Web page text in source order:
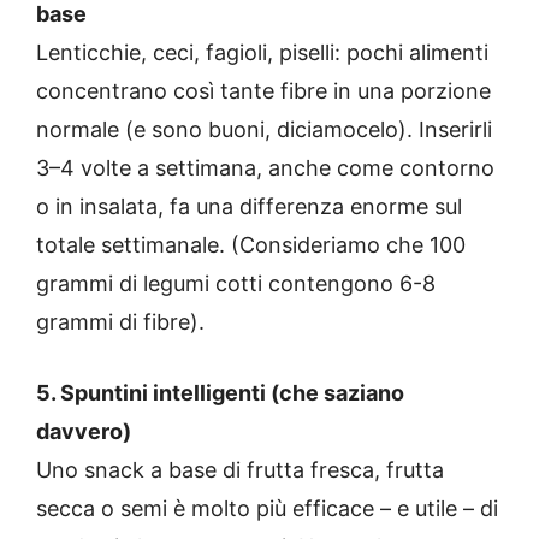
base
Lenticchie, ceci, fagioli, piselli: pochi alimenti
concentrano così tante fibre in una porzione
normale (e sono buoni, diciamocelo). Inserirli
3–4 volte a settimana, anche come contorno
o in insalata, fa una differenza enorme sul
totale settimanale. (Consideriamo che 100
grammi di legumi cotti contengono 6-8
grammi di fibre).
5. Spuntini intelligenti (che saziano
davvero)
Uno snack a base di frutta fresca, frutta
secca o semi è molto più efficace – e utile – di